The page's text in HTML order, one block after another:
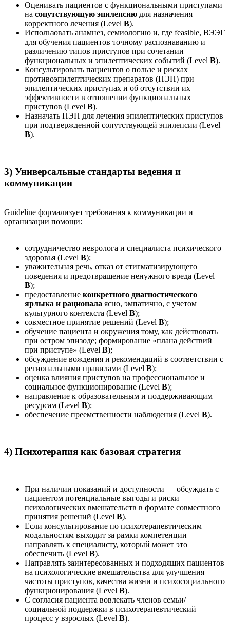
Оценивать пациентов с функциональными приступами
на сопутствующую эпилепсию для назначения
корректного лечения (Level B).
Использовать анамнез, семиологию и, где feasible, ВЭЭГ
для обучения пациентов точному распознаванию и
различению типов приступов при сочетании
функциональных и эпилептических событий (Level B).
Консультировать пациентов о пользе и рисках
противоэпилептических препаратов (ПЭП) при
эпилептических приступах и об отсутствии их
эффективности в отношении функциональных
приступов (Level B).
Назначать ПЭП для лечения эпилептических приступов
при подтвержденной сопутствующей эпилепсии (Level
B).
3) Универсальные стандарты ведения и
коммуникации
Guideline формализует требования к коммуникации и
организации помощи:
сотрудничество невролога и специалиста психического
здоровья (Level B);
уважительная речь, отказ от стигматизирующего
поведения и предотвращение ненужного вреда (Level
B);
предоставление конкретного диагностического
ярлыка и рационала ясно, эмпатично, с учетом
культурного контекста (Level B);
совместное принятие решений (Level B);
обучение пациента и окружения тому, как действовать
при остром эпизоде; формирование «плана действий
при приступе» (Level B);
обсуждение вождения и рекомендаций в соответствии с
региональными правилами (Level B);
оценка влияния приступов на профессиональное и
социальное функционирование (Level B);
направление к образовательным и поддерживающим
ресурсам (Level B);
обеспечение преемственности наблюдения (Level B).
4) Психотерапия как базовая стратегия
При наличии показаний и доступности — обсуждать с
пациентом потенциальные выгоды и риски
психологических вмешательств в формате совместного
принятия решений (Level B).
Если консультирование по психотерапевтическим
модальностям выходит за рамки компетенции —
направлять к специалисту, который может это
обеспечить (Level B).
Направлять заинтересованных и подходящих пациентов
на психологические вмешательства для улучшения
частоты приступов, качества жизни и психосоциального
функционирования (Level B).
С согласия пациента вовлекать членов семьи/
социальной поддержки в психотерапевтический
процесс у взрослых (Level B).